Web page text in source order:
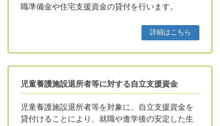
職準備金や住宅支援資金の貸付を行います。
詳細はこちら
児童養護施設退所者等に対する自立支援資金
児童養護施設退所者等を対象に、自立支援資金を
貸付けることにより、就職や進学後の安定した生